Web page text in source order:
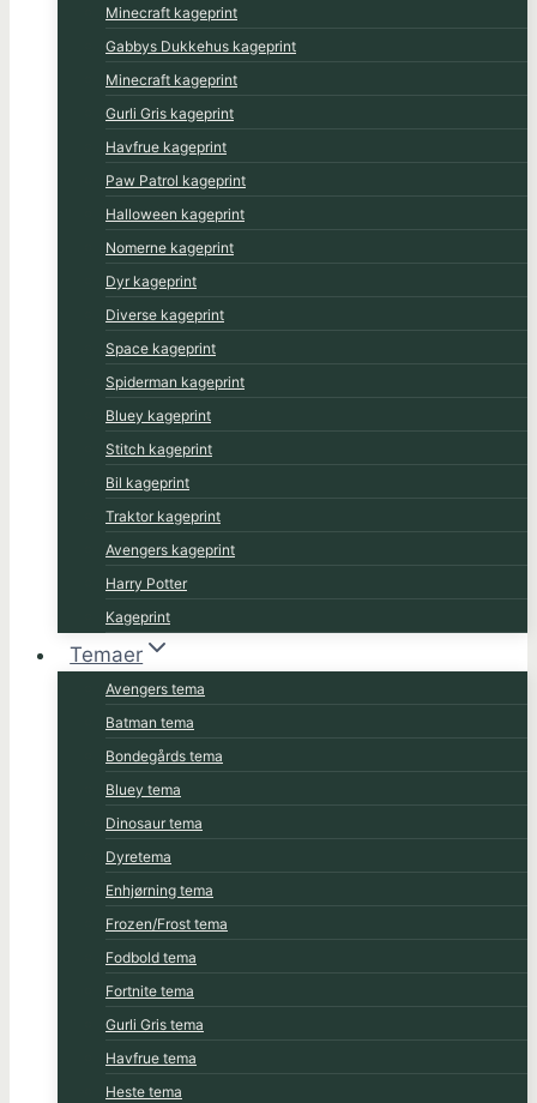
Minecraft kageprint
Gabbys Dukkehus kageprint
Minecraft kageprint
Gurli Gris kageprint
Havfrue kageprint
Paw Patrol kageprint
Halloween kageprint
Nomerne kageprint
Dyr kageprint
Diverse kageprint
Space kageprint
Spiderman kageprint
Bluey kageprint
Stitch kageprint
Bil kageprint
Traktor kageprint
Avengers kageprint
Harry Potter
Kageprint
Temaer
Avengers tema
Batman tema
Bondegårds tema
Bluey tema
Dinosaur tema
Dyretema
Enhjørning tema
Frozen/Frost tema
Fodbold tema
Fortnite tema
Gurli Gris tema
Havfrue tema
Heste tema